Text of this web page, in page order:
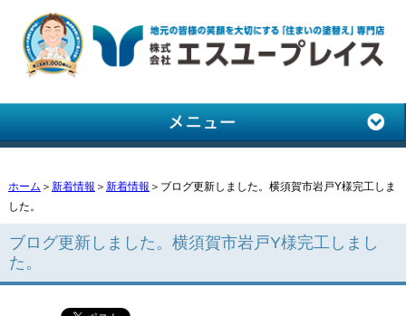
ホーム ＞ 新着情報 ＞ 新着情報 ＞ブログ更新しました。横須賀市岩戸Y様完工しま
した。
ブログ更新しました。横須賀市岩戸Y様完工しまし
た。